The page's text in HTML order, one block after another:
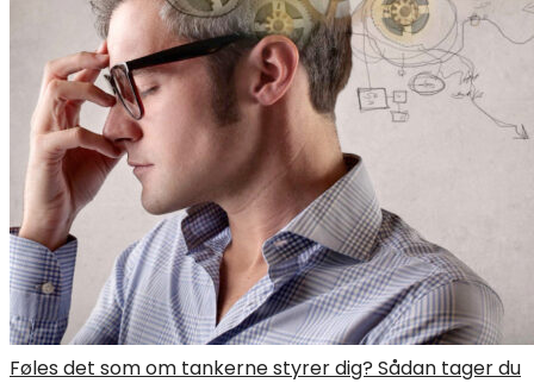
Føles det som om tankerne styrer dig? Sådan tager du